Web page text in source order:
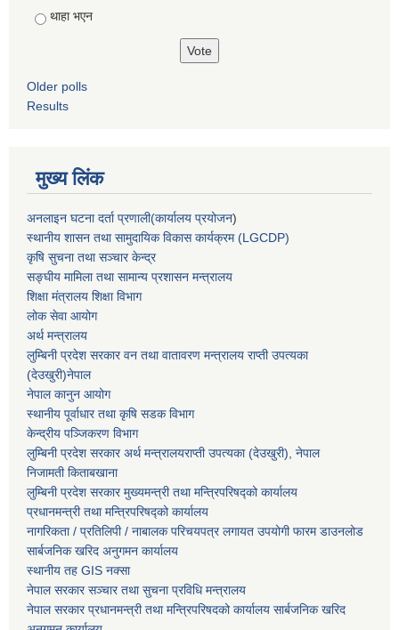
थाहा भएन
Older polls
Results
मुख्य लिंक
अनलाइन घटना दर्ता प्रणाली(कार्यालय प्रयोजन)
स्थानीय शासन तथा सामुदायिक विकास कार्यक्रम (LGCDP)
कृषि सुचना तथा सञ्चार केन्द्र
सङ्घीय मामिला तथा सामान्य प्रशासन मन्त्रालय
शिक्षा मंत्रालय शिक्षा विभाग
लोक सेवा आयोग
अर्थ मन्त्रालय
लुम्बिनी प्रदेश सरकार वन तथा वातावरण मन्त्रालय राप्ती उपत्यका
(देउखुरी)नेपाल
नेपाल कानुन आयोग
स्थानीय पूर्वाधार तथा कृषि सडक विभाग
केन्द्रीय पञ्जिकरण विभाग
लुम्बिनी प्रदेश सरकार अर्थ मन्त्रालयराप्ती उपत्यका (देउखुरी), नेपाल
निजामती किताबखाना
लुम्बिनी प्रदेश सरकार मुख्यमन्त्री तथा मन्त्रिपरिषद्को कार्यालय
प्रधानमन्त्री तथा मन्त्रिपरिषद्को कार्यालय
नागरिकता / प्रतिलिपी / नाबालक परिचयपत्र लगायत उपयोगी फारम डाउनलोड
सार्बजनिक खरिद अनुगमन कार्यालय
स्थानीय तह GIS नक्सा
नेपाल सरकारसञ्चार तथा सुचना प्रविधि मन्त्रालय
नेपाल सरकार प्रधानमन्त्री तथा मन्त्रिपरिषदको कार्यालय सार्बजनिक खरिद